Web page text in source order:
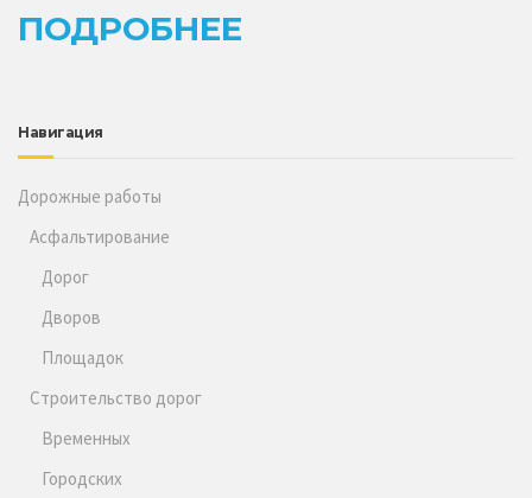
ПОДРОБНЕЕ
Навигация
Дорожные работы
Асфальтирование
Дорог
Дворов
Площадок
Строительство дорог
Временных
Городских